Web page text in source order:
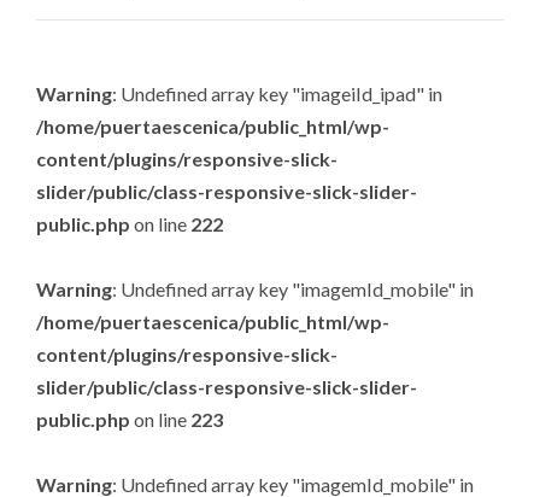
Warning: Undefined array key "imageiId_ipad" in
/home/puertaescenica/public_html/wp-
content/plugins/responsive-slick-
slider/public/class-responsive-slick-slider-
public.php on line 222
Warning: Undefined array key "imagemId_mobile" in
/home/puertaescenica/public_html/wp-
content/plugins/responsive-slick-
slider/public/class-responsive-slick-slider-
public.php on line 223
Warning: Undefined array key "imagemId_mobile" in